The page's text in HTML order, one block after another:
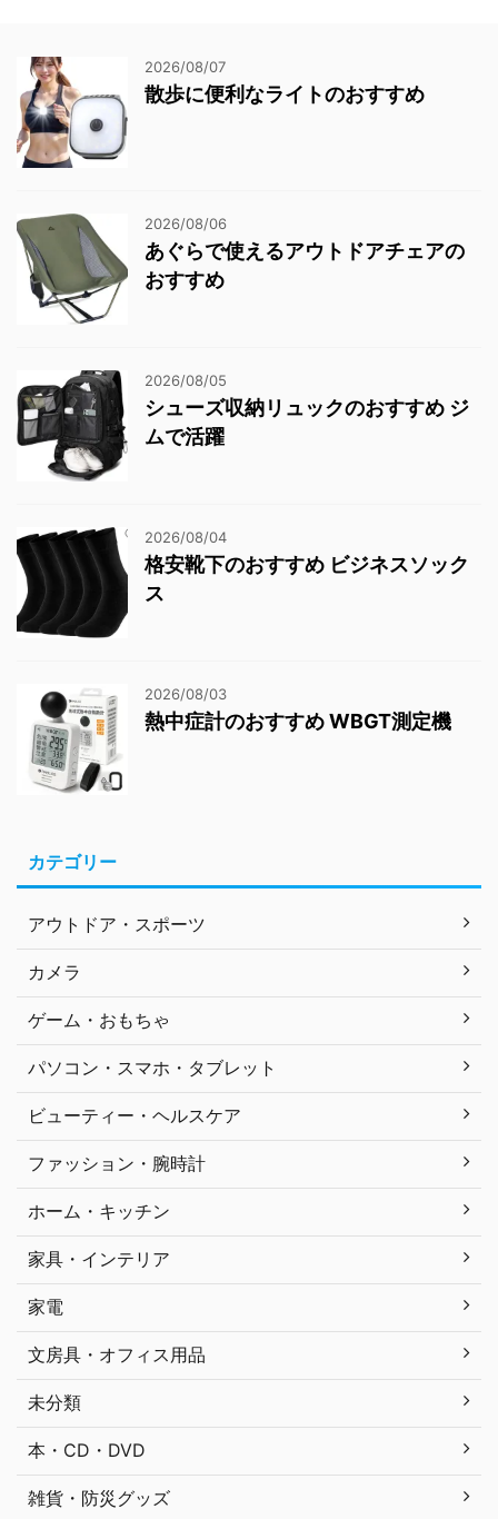
2026/08/07
散歩に便利なライトのおすすめ
2026/08/06
あぐらで使えるアウトドアチェアの
おすすめ
2026/08/05
シューズ収納リュックのおすすめ ジ
ムで活躍
2026/08/04
格安靴下のおすすめ ビジネスソック
ス
2026/08/03
熱中症計のおすすめ WBGT測定機
カテゴリー
アウトドア・スポーツ
カメラ
ゲーム・おもちゃ
パソコン・スマホ・タブレット
ビューティー・ヘルスケア
ファッション・腕時計
ホーム・キッチン
家具・インテリア
家電
文房具・オフィス用品
未分類
本・CD・DVD
雑貨・防災グッズ